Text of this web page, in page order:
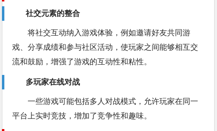
社交元素的整合
将社交互动纳入游戏体验，例如邀请好友共同游
戏、分享成绩和参与社区活动，使玩家之间能够相互交
流和鼓励，增强了游戏的互动性和粘性。
多玩家在线对战
一些游戏可能包括多人对战模式，允许玩家在同一
平台上实时竞技，增加了竞争性和趣味。